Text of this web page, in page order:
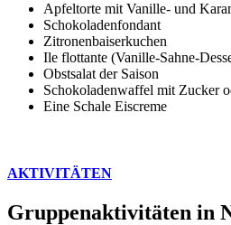
Apfeltorte mit Vanille- und
Schokoladenfondant
Zitronenbaiserkuchen
Ile flottante (Vanille-Sahne-
Obstsalat der Saison
Schokoladenwaffel mit Zucker
Eine Schale Eiscreme
AKTIVITÄTEN
Gruppenaktivitäten in